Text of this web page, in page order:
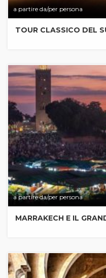
a partire da/per persona
TOUR CLASSICO DEL
a partire da/per persona
MARRAKECH E IL